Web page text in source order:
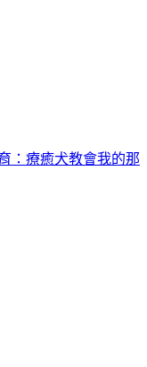
：療癒犬教會我的那